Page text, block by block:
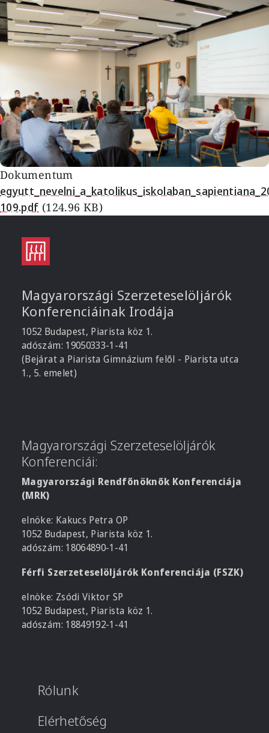
Dokumentum
Document
109.pdf (124.96 KB)
Magyarországi Szerzeteselöljárók
Konferenciáinak Irodája
1052 Budapest, Piarista köz 1.
adószám: 19050333-1-41
(Bejárat a Piarista Gimnázium felől - Piarista utca
1., 5. emelet)
Magyarországi Szerzeteselöljárók
Konferenciái:
Magyarországi Rendfőnöknők Konferenciája
(MRK)
elnöke: Kakucs Petra OP
1052 Budapest, Piarista köz 1.
adószám: 18064890-1-41
Férfi Szerzeteselöljárók Konferenciája (FSZK)
elnöke: Zsódi Viktor SP
1052 Budapest, Piarista köz 1.
adószám: 18849192-1-41
Rólunk
Elérhetőség